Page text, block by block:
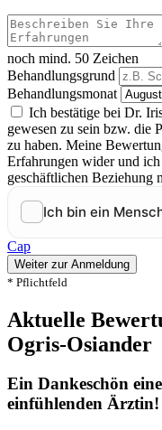
noch mind. 50 Zeichen
Behandlungsgrund
Behandlungsmonat
Ich bestätige bei Dr.
gewesen zu sein bzw. die
zu haben. Meine
Erfahrungen wider und
geschäftlichen Beziehung
Cap
Weiter zur Anmeldung
* Pflichtfeld
Aktuelle
Ogris-Osiander
Ein Dankeschön
einfühlenden Ärztin!